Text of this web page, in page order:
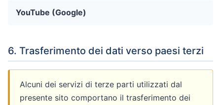
YouTube (Google)
6. Trasferimento dei dati verso paesi terzi
Alcuni dei servizi di terze parti utilizzati dal
presente sito comportano il trasferimento dei